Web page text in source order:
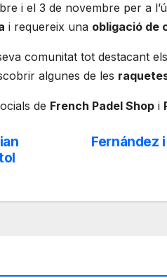
i el 3 de novembre per a
i requereix una obligació de
comunitat tot destacant els
algunes de les
de French Padel Shop i
Fernández